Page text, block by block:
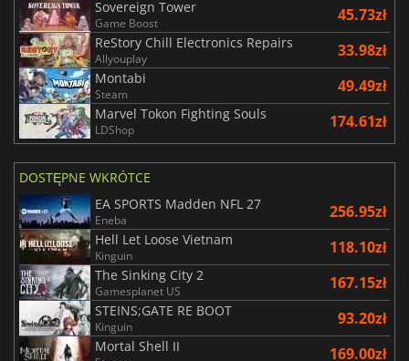
Sovereign Tower
Game Boost 45.73zł
ReStory Chill Electronics Repairs
Allyouplay 33.98zł
Montabi
Steam 49.49zł
Marvel Tokon Fighting Souls
LDShop 174.61zł
DOSTĘPNE WKRÓTCE
EA SPORTS Madden NFL 27
Eneba 256.95zł
Hell Let Loose Vietnam
Kinguin 118.10zł
The Sinking City 2
Gamesplanet US 167.15zł
STEINS;GATE RE BOOT
Kinguin 93.20zł
Mortal Shell II 169.00zł